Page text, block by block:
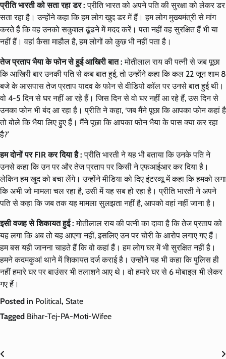
प्रीति भारती को सता रहा डर : प्रीति भारत को अपने पति की सुरक्षा को लेकर डर
सता रहा है। उन्होंने कहा कि हम लोग खुद डर में हैं। हम लोग मुख्यमंत्री से मांग
करते हैं कि वह उनको सकुशल ढूंढने में मदद करें। पता नहीं वह सुरक्षित हैं भी या
नहीं हैं। वहां कैसा माहौल है, हम लोगों को कुछ भी नहीं पता है।
तेज प्रताप भैया के फोन से हुई आखिरी बात : मोतीलाल राय की पत्नी से जब पूछा
कि आखिरी बार उनकी पति से कब बात हुई, तो उन्होंने कहा कि कल 22 जून शाम 8
बजे के आसपास तेज प्रताप यादव के फोन से वीडियो कॉल पर उनसे बात हुई थी।
वो 4-5 दिन से घर नहीं आ रहे हैं। जिस दिन से वो घर नहीं आ रहे हैं, उस दिन से
उनका फोन भी बंद आ रहा है। प्रीति ने कहा, ‘जब मैंने पूछा कि आपका फोन कहां है
तो बोले कि भैया लिए हुए हैं। मैंने पूछा कि आपका फोन भैया के पास क्या कर रहा
है?’
हम दोनों पर FIR कर दिया है :प्रीति भारती ने यह भी बताया कि उनके पति ने
उनसे कहा कि उन पर और तेज प्रताप पर किसी ने एफआईआर कर दिया है।
लेकिन हम खुद को बचा लेंगे। उन्होंने मीडिया को दिए इंटरव्यू में कहा कि हमको लगा
कि अभी जो मामला चल रहा है, उसी में यह सब हो रहा है। प्रीति भारती ने अपने
पति से कहा कि जब तक यह मामला सुलझता नहीं है, आपको वहां नहीं जाना है।
इसी वजह से शिकायत हुई :मोतीलाल राय की पत्नी का दावा है कि तेज प्रताप को
यह लगा कि अब तो यह आएगा नहीं, इसलिए उन पर चोरी के आरोप लगाए गए हैं।
हम बस यही जानना चाहते हैं कि वो कहां हैं। हम लोग घर में भी सुरक्षित नहीं है।
हमने कदमकुआं थाने में शिकायत दर्ज कराई है। उन्होंने यह भी कहा कि पुलिस ही
नहीं हमारे घर पर बाउंसर भी तलाशने आए थे। वो हमारे घर से 6 मोबाइल भी लेकर
गए हैं।
Posted in Political, State
Tagged Bihar-Tej-PA-Moti-Wifee